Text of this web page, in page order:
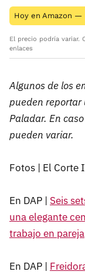
Hoy en Amazon —
El precio podría variar.
enlaces
Algunos de los
pueden reportar
Paladar. En
pueden variar.
Fotos | El Corte
En DAP | Seis
una elegante
trabajo en pareja
En DAP |